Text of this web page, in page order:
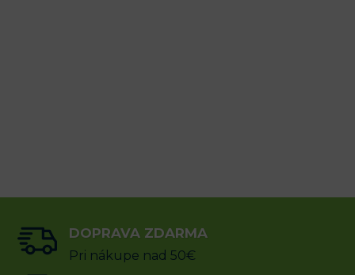
DOPRAVA ZDARMA
Pri nákupe nad 50€